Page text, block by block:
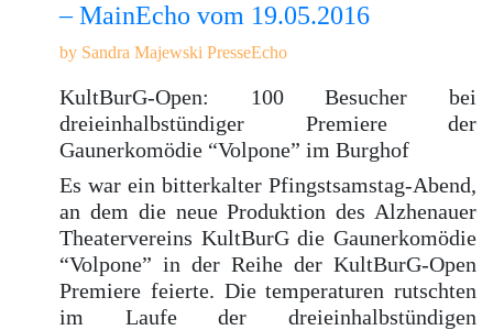
– MainEcho vom 19.05.2016
by Sandra Majewski PresseEcho
KultBurG-Open: 100 Besucher bei
dreieinhalbstündiger Premiere der
Gaunerkomödie “Volpone” im Burghof
Es war ein bitterkalter Pfingstsamstag-Abend,
an dem die neue Produktion des Alzhenauer
Theatervereins KultBurG die Gaunerkomödie
“Volpone” in der Reihe der KultBurG-Open
Premiere feierte. Die temperaturen rutschten
im Laufe der dreieinhalbstündigen